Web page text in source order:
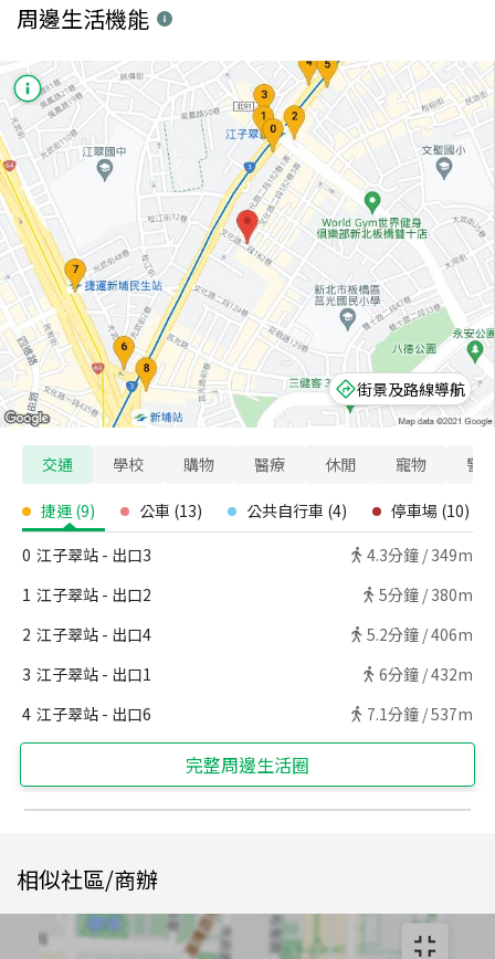
周邊生活機能
街景及路線導航
交通 學校 購物 醫療 休閒 寵物 警
捷運 (9) 公車 (13) 公共自行車 (4) 停車場 (10)
0 江子翠站 - 出口3 4.3分鐘 / 349m
1 江子翠站 - 出口2 5分鐘 / 380m
2 江子翠站 - 出口4 5.2分鐘 /406m
3 江子翠站 - 出口1 6分鐘 /432m
4 江子翠站 - 出口6 7.1分鐘 /537m
完整周邊生活圈
相似社區/商辦